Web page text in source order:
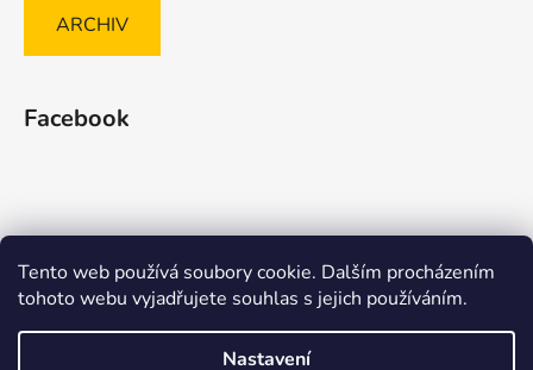
Tento web používá soubory cookie. Dalším procházením
tohoto webu vyjadřujete souhlas s jejich používáním.
Nastavení
ARCHIV
Facebook
Způsob ověřování recenzí